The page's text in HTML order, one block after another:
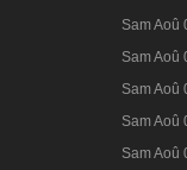
Sam Aoû
Sam Aoû
Sam Aoû
Sam Aoû
Sam Aoû